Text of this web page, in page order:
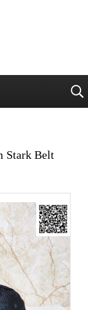
Stark Belt